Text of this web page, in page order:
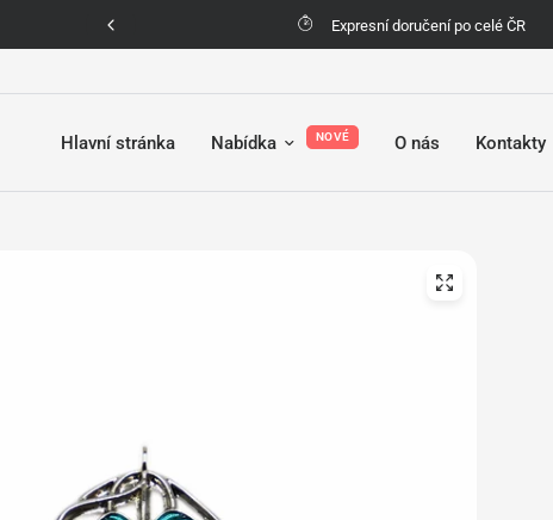
Možnost vrácení zboží do 30 dní
Hlavní stránka Nabídka NOVÉ O nás Kontakty